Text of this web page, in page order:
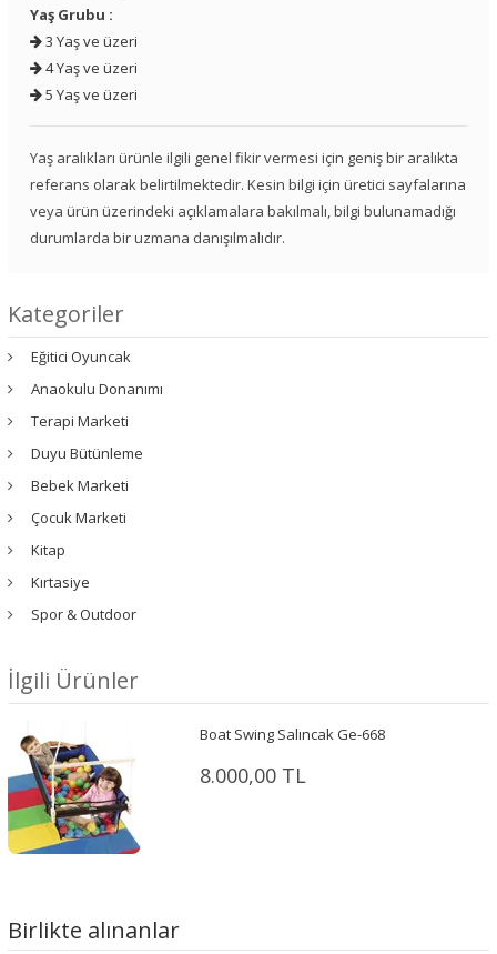
Yaş Grubu :
3 Yaş ve üzeri
4 Yaş ve üzeri
5 Yaş ve üzeri
Yaş aralıkları ürünle ilgili genel fikir vermesi için geniş bir aralıkta
referans olarak belirtilmektedir. Kesin bilgi için üretici sayfalarına
veya ürün üzerindeki açıklamalara bakılmalı, bilgi bulunamadığı
durumlarda bir uzmana danışılmalıdır.
Kategoriler
Eğitici Oyuncak
Anaokulu Donanımı
Terapi Marketi
Duyu Bütünleme
Bebek Marketi
Çocuk Marketi
Kitap
Kırtasiye
Spor & Outdoor
İlgili Ürünler
Boat Swing Salıncak Ge-668
8.000,00 TL
Birlikte alınanlar